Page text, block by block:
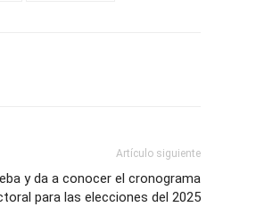
Artículo siguiente
y da a conocer el cronograma
para las elecciones del 2025